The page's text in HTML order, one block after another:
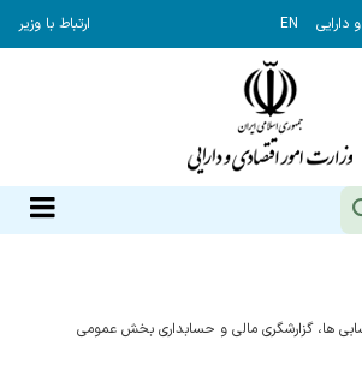
دارایی EN ارتباط با وزیر
ها، گزارشگری مالی و حسابداری بخش عمومی